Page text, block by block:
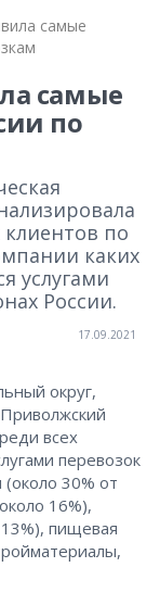
самые
самые
по
по
каких
услугами
России.
17.09.2021
округ,
всех
перевозок
30% от
16%),
пищевая